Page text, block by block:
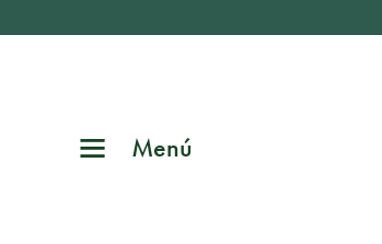
Menú